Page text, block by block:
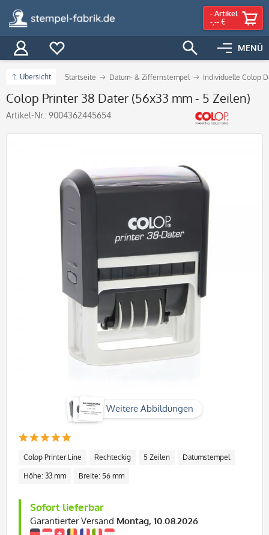
MENÜ
- Artikel
-,-- €
Übersicht Startseite Datum- & Ziffernstempel Individuelle Colop
Colop Printer 38 Dater (56x33 mm - 5 Zeilen)
Artikel-Nr.: 9004362445654
Weitere Abbildungen
Colop Printer Line Rechteckig 5 Zeilen Datumstempel
Höhe: 33 mm Breite: 56 mm
Sofort lieferbar
Garantierter Versand Montag, 10.08.2026